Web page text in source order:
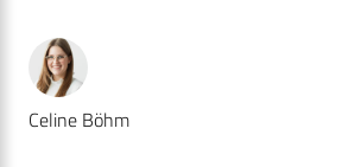
Celine Böhm